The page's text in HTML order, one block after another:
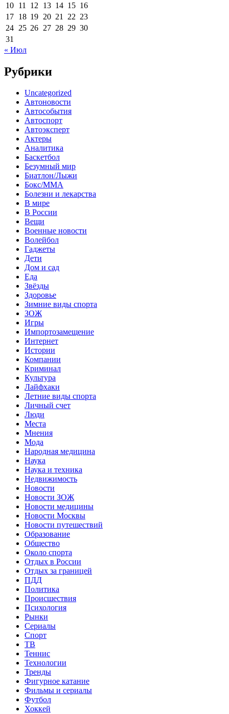
10 11 12 13 14 15 16
17 18 19 20 21 22 23
24 25 26 27 28 29 30
31
« Июл
Рубрики
Uncategorized
Автоновости
Автособытия
Автоспорт
Автоэксперт
Актеры
Аналитика
Баскетбол
Безумный мир
Биатлон/Лыжи
Бокс/MMA
Болезни и лекарства
В мире
В России
Вещи
Военные новости
Волейбол
Гаджеты
Дети
Дом и сад
Еда
Звёзды
Здоровье
Зимние виды спорта
ЗОЖ
Игры
Импортозамещение
Интернет
Истории
Компании
Криминал
Культура
Лайфхаки
Летние виды спорта
Личный счет
Люди
Места
Мнения
Мода
Народная медицина
Наука
Наука и техника
Недвижимость
Новости
Новости ЗОЖ
Новости медицины
Новости Москвы
Новости путешествий
Образование
Общество
Около спорта
Отдых в России
Отдых за границей
ПДД
Политика
Происшествия
Психология
Рынки
Сериалы
Спорт
ТВ
Теннис
Технологии
Тренды
Фигурное катание
Фильмы и сериалы
Футбол
Хоккей